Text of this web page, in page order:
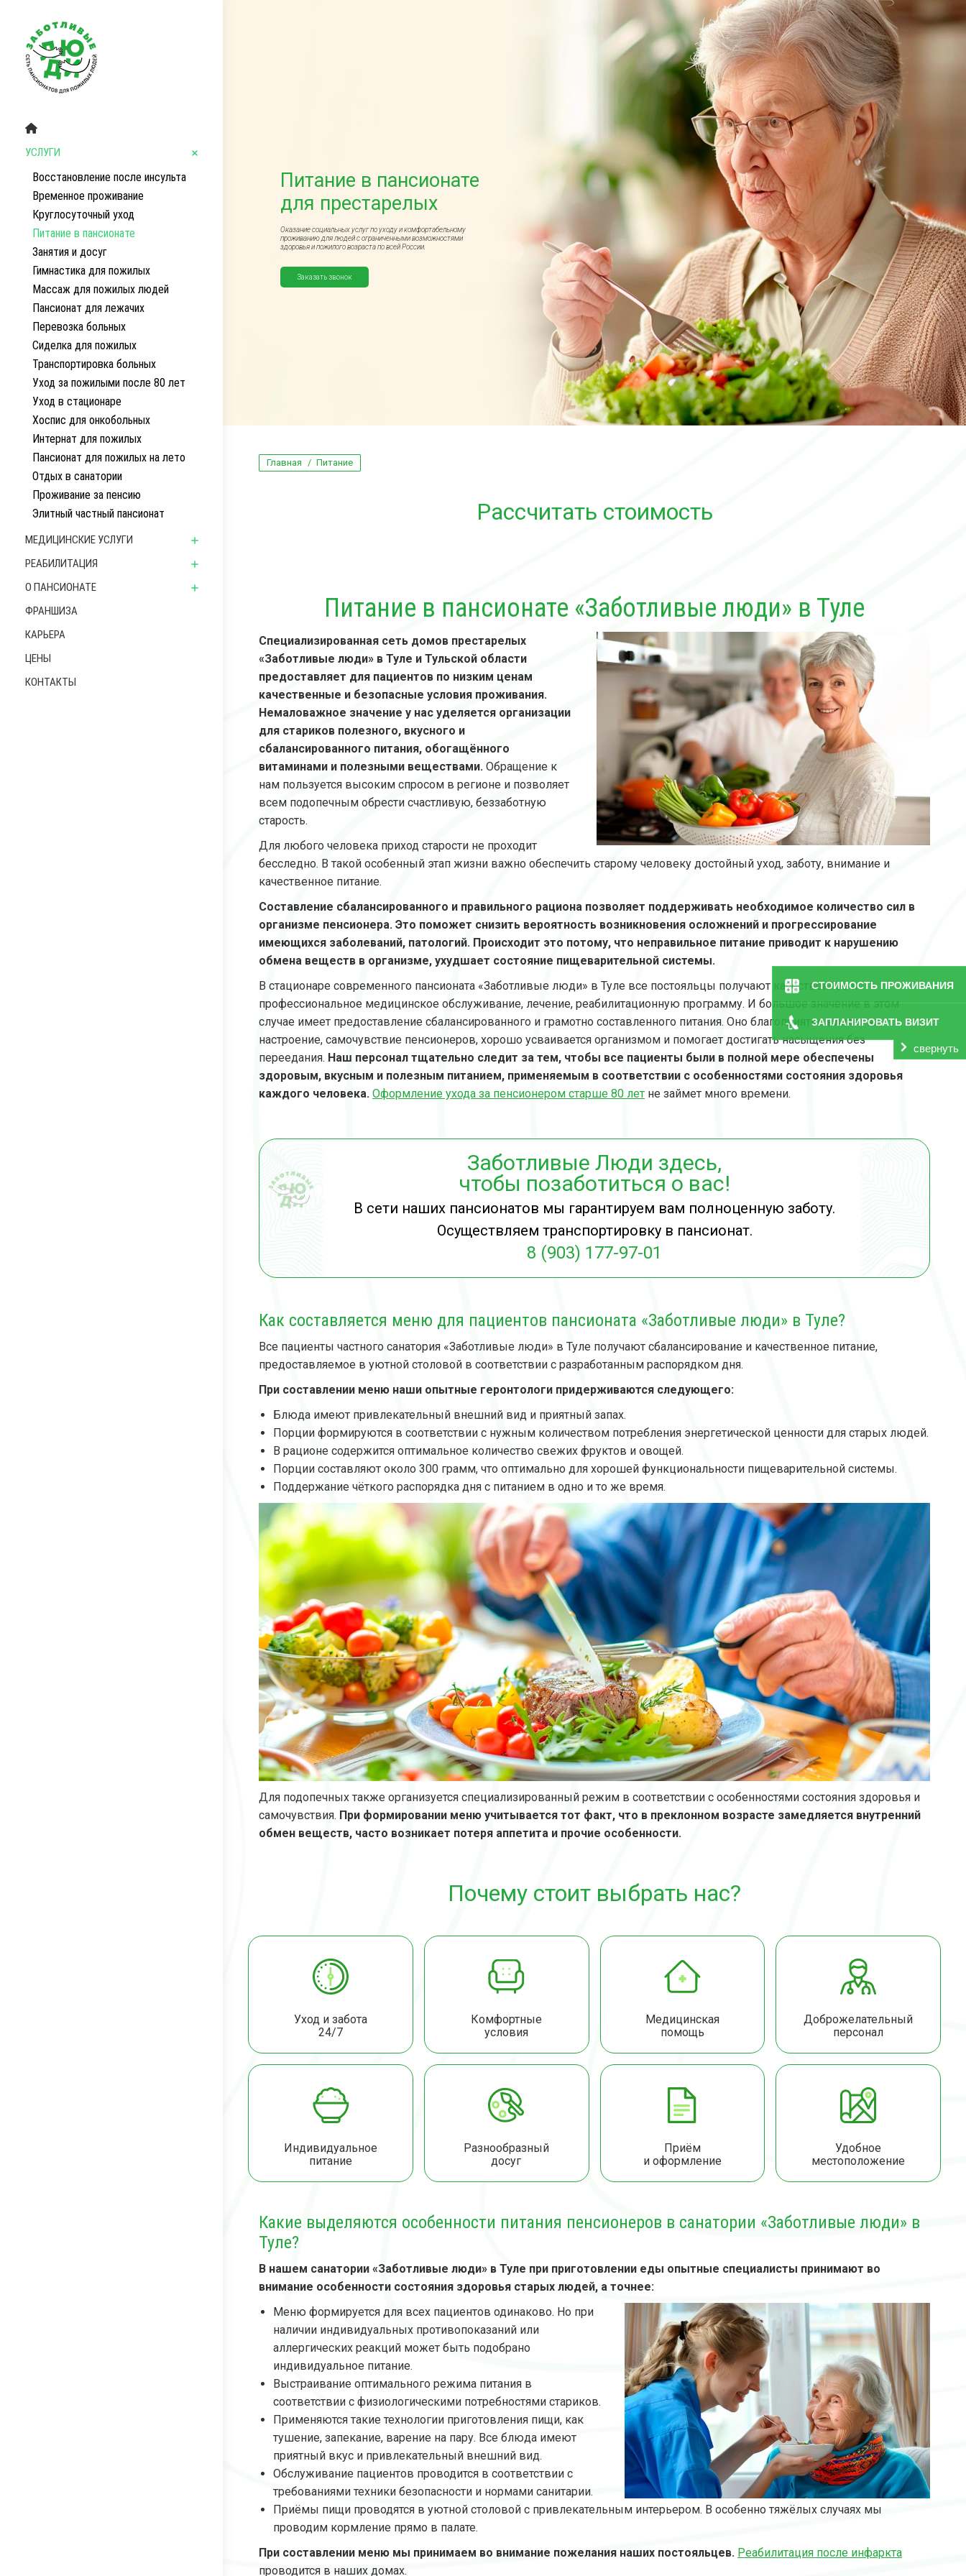
СТОИМОСТЬ ПРОЖИВАНИЯ
ЗАПЛАНИРОВАТЬ ВИЗИТ
свернуть
УСЛУГИ
Восстановление после инсульта
Временное проживание
Круглосуточный уход
Питание в пансионате
Занятия и досуг
Гимнастика для пожилых
Массаж для пожилых людей
Пансионат для лежачих
Перевозка больных
Сиделка для пожилых
Транспортировка больных
Уход за пожилыми после 80 лет
Уход в стационаре
Хоспис для онкобольных
Интернат для пожилых
Пансионат для пожилых на лето
Отдых в санатории
Проживание за пенсию
Элитный частный пансионат
МЕДИЦИНСКИЕ УСЛУГИ
РЕАБИЛИТАЦИЯ
О ПАНСИОНАТЕ
ФРАНШИЗА
КАРЬЕРА
ЦЕНЫ
КОНТАКТЫ
Питание в пансионате
для престарелых
Заказать звонок
Оказание социальных услуг по уходу и комфортабельному
проживанию для людей с ограниченными возможностями
здоровья и пожилого возраста по всей России.
Вы здесь:
Главная Питание
Рассчитать стоимость
Питание в пансионате «Заботливые люди» в Туле
Специализированная сеть домов престарелых
«Заботливые люди» в Туле и Тульской области
предоставляет для пациентов по низким ценам
качественные и безопасные условия проживания.
Немаловажное значение у нас уделяется организации
для стариков полезного, вкусного и
сбалансированного питания, обогащённого
витаминами и полезными веществами. Обращение к
нам пользуется высоким спросом в регионе и позволяет
всем подопечным обрести счастливую, беззаботную
старость.
Для любого человека приход старости не проходит
бесследно. В такой особенный этап жизни важно обеспечить старому человеку достойный уход, заботу, внимание и
качественное питание.
Составление сбалансированного и правильного рациона позволяет поддерживать необходимое количество сил в
организме пенсионера. Это поможет снизить вероятность возникновения осложнений и прогрессирование
имеющихся заболеваний, патологий. Происходит это потому, что неправильное питание приводит к нарушению
обмена веществ в организме, ухудшает состояние пищеварительной системы.
В стационаре современного пансионата «Заботливые люди» в Туле все постояльцы получают качественное и
профессиональное медицинское обслуживание, лечение, реабилитационную программу. И большое значение в этом
случае имеет предоставление сбалансированного и грамотно составленного питания. Оно благоприятно влияет на
настроение, самочувствие пенсионеров, хорошо усваивается организмом и помогает достигать насыщения без
переедания. Наш персонал тщательно следит за тем, чтобы все пациенты были в полной мере обеспечены
здоровым, вкусным и полезным питанием, применяемым в соответствии с особенностями состояния здоровья
каждого человека. Оформление ухода за пенсионером старше 80 лет не займет много времени.
Заботливые Люди здесь,
чтобы позаботиться о вас!
В сети наших пансионатов мы гарантируем вам полноценную заботу.
Осуществляем транспортировку в пансионат.
8 (903) 177-97-01
Как составляется меню для пациентов пансионата «Заботливые люди» в Туле?
Все пациенты частного санатория «Заботливые люди» в Туле получают сбалансирование и качественное питание,
предоставляемое в уютной столовой в соответствии с разработанным распорядком дня.
При составлении меню наши опытные геронтологи придерживаются следующего:
Блюда имеют привлекательный внешний вид и приятный запах.
Порции формируются в соответствии с нужным количеством потребления энергетической ценности для старых людей.
В рационе содержится оптимальное количество свежих фруктов и овощей.
Порции составляют около 300 грамм, что оптимально для хорошей функциональности пищеварительной системы.
Поддержание чёткого распорядка дня с питанием в одно и то же время.
Для подопечных также организуется специализированный режим в соответствии с особенностями состояния здоровья и
самочувствия. При формировании меню учитывается тот факт, что в преклонном возрасте замедляется внутренний
обмен веществ, часто возникает потеря аппетита и прочие особенности.
Почему стоит выбрать нас?
Уход и забота
24/7
Комфортные
условия
Медицинская
помощь
Доброжелательный
персонал
Индивидуальное
питание
Разнообразный
досуг
Приём
и оформление
Удобное
местоположение
Какие выделяются особенности питания пенсионеров в санатории «Заботливые люди» в
Туле?
В нашем санатории «Заботливые люди» в Туле при приготовлении еды опытные специалисты принимают во
внимание особенности состояния здоровья старых людей, а точнее:
Меню формируется для всех пациентов одинаково. Но при
наличии индивидуальных противопоказаний или
аллергических реакций может быть подобрано
индивидуальное питание.
Выстраивание оптимального режима питания в
соответствии с физиологическими потребностями стариков.
Применяются такие технологии приготовления пищи, как
тушение, запекание, варение на пару. Все блюда имеют
приятный вкус и привлекательный внешний вид.
Обслуживание пациентов проводится в соответствии с
требованиями техники безопасности и нормами санитарии.
Приёмы пищи проводятся в уютной столовой с привлекательным интерьером. В особенно тяжёлых случаях мы
проводим кормление прямо в палате.
При составлении меню мы принимаем во внимание пожелания наших постояльцев. Реабилитация после инфаркта
проводится в наших домах.